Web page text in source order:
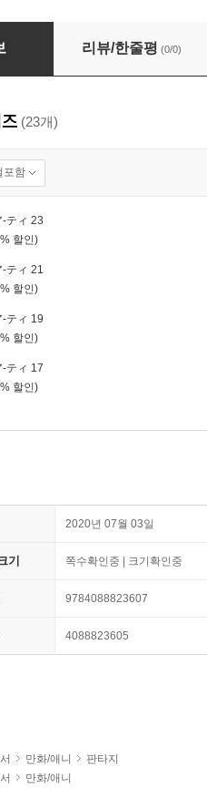
12
리뷰/한줄평 (0/0)
(23개)
포함
ティ 23
할인)
ティ 21
할인)
ティ 19
할인)
ティ 17
할인)
2020년 07월 03일
기 쪽수확인중 | 크기확인중
9784088823607
4088823605
만화/애니
판타지
만화/애니